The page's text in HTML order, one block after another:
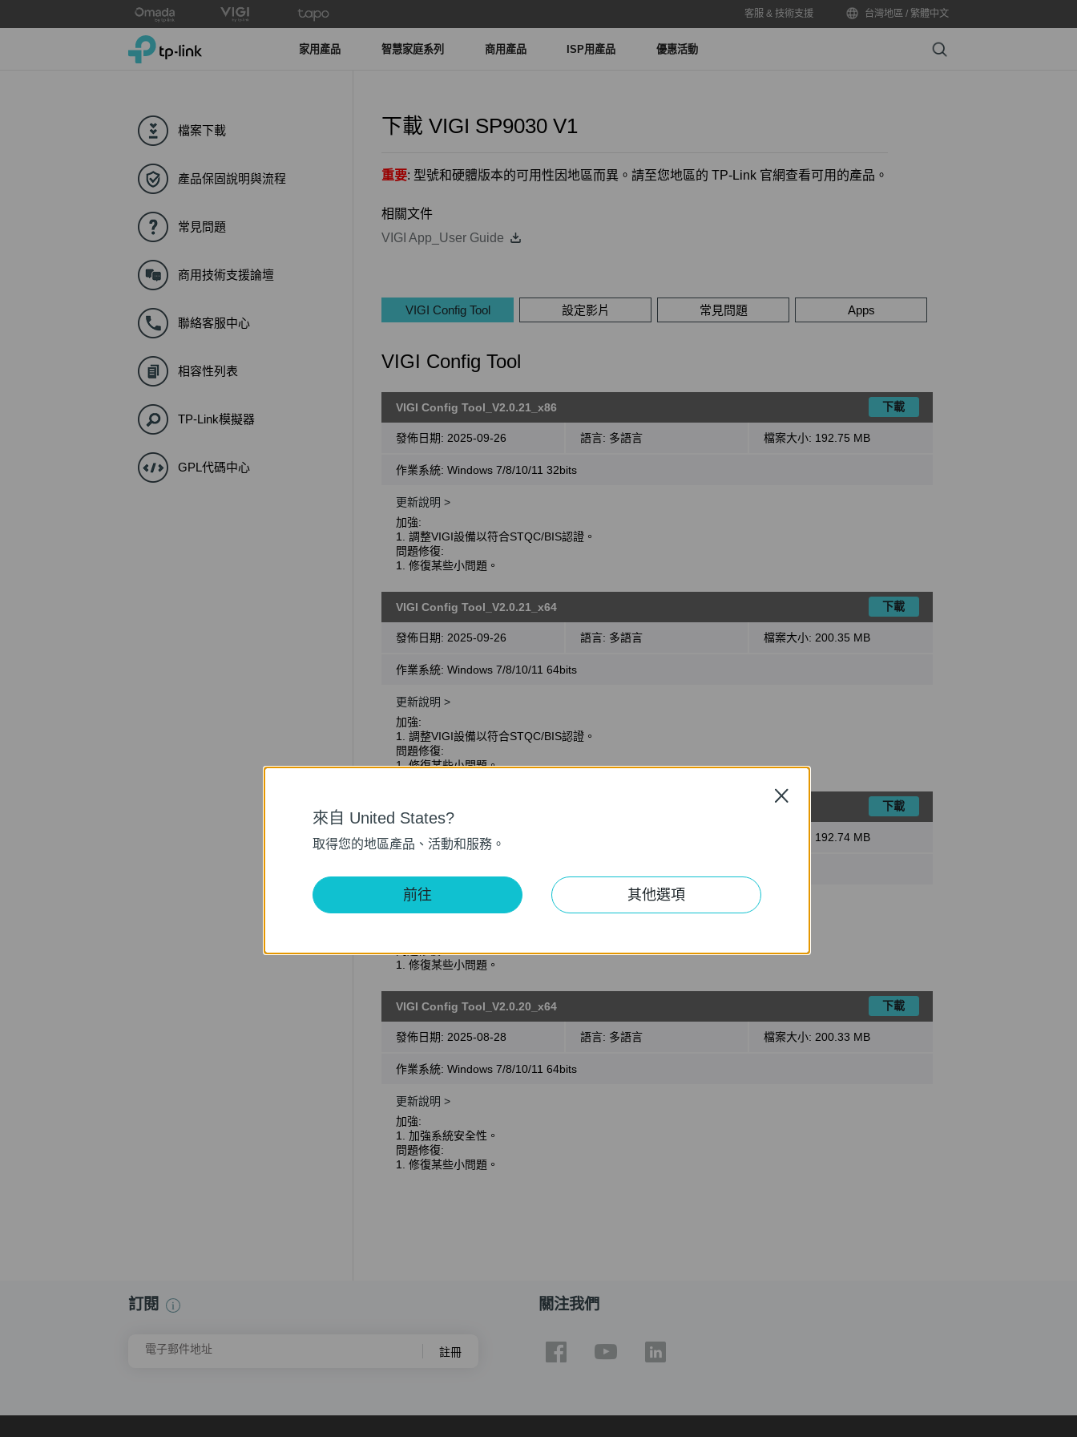
to
客服 & 技術支援 台灣地區 / 繁體中文
TP-Link, Reliably Smart 家用產品 智慧家庭系列 商用產品 ISP用產品 優惠活動 Search
檔案下載
產品保固說明與流程
常見問題
商用技術支援論壇
聯絡客服中心
相容性列表
TP-Link模擬器
GPL代碼中心
下載 VIGI SP9030 V1
重要: 型號和硬體版本的可用性因地區而異。請至您地區的 TP-Link 官網查看可用的產品。
相關文件
VIGI App_User Guide
VIGI Config Tool 設定影片 常見問題 Apps
VIGI Config Tool
VIGI Config Tool_V2.0.21_x86 下載
發佈日期: 2025-09-26 語言: 多語言 檔案大小: 192.75 MB
作業系統: Windows 7/8/10/11 32bits
更新說明 >
加強:
1. 調整VIGI設備以符合STQC/BIS認證。
問題修復:
1. 修復某些小問題。
VIGI Config Tool_V2.0.21_x64 下載
發佈日期: 2025-09-26 語言: 多語言 檔案大小: 200.35 MB
作業系統: Windows 7/8/10/11 64bits
更新說明 >
加強:
1. 調整VIGI設備以符合STQC/BIS認證。
問題修復:
1. 修復某些小問題。
下載
發佈日期:2025-08-28 192.74 MB
更新說明 >
問題修復:
1. 修復某些小問題。
VIGI Config Tool_V2.0.20_x64 下載
發佈日期: 2025-08-28 語言: 多語言 檔案大小: 200.33 MB
作業系統: Windows 7/8/10/11 64bits
更新說明 >
加強:
1. 加強系統安全性。
問題修復:
1. 修復某些小問題。
訂閱
電子郵件地址 註冊
關注我們
來自 United States?
取得您的地區產品、活動和服務。
前往 其他選項
Close